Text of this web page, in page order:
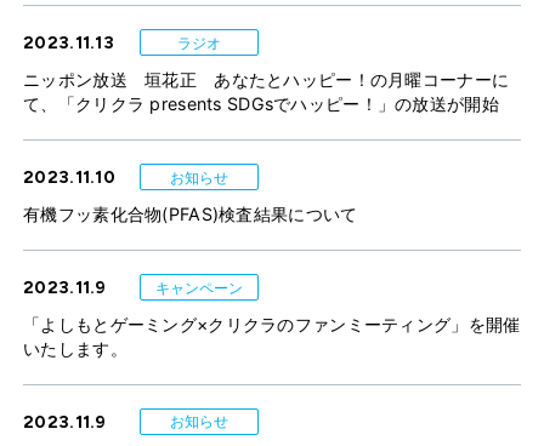
2023.11.13 ラジオ
ニッポン放送 垣花正 あなたとハッピー！の月曜コーナーに
て、「クリクラ presents SDGsでハッピー！」の放送が開始
2023.11.10 お知らせ
有機フッ素化合物(PFAS)検査結果について
2023.11.9 キャンペーン
「よしもとゲーミング×クリクラのファンミーティング」を開催
いたします。
2023.11.9 お知らせ